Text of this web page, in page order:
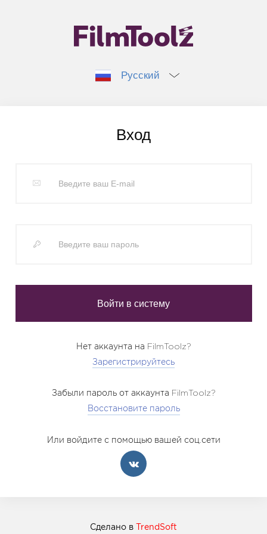
Русский
Вход
Нет аккаунта на FilmToolz?
Зарегистрируйтесь
Забыли пароль от аккаунта FilmToolz?
Восстановите пароль
Или войдите с помощью вашей соц.сети
Сделано в TrendSoft